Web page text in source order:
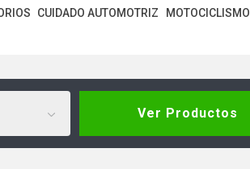
CUIDADO AUTOMOTRIZ MOTOCICLISMO
Ver Productos